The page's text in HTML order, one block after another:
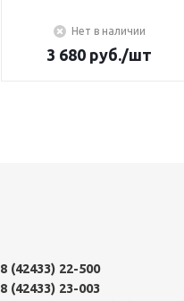
Нет в наличии
3 680 руб./шт
8 (42433) 22-500
8 (42433) 23-003